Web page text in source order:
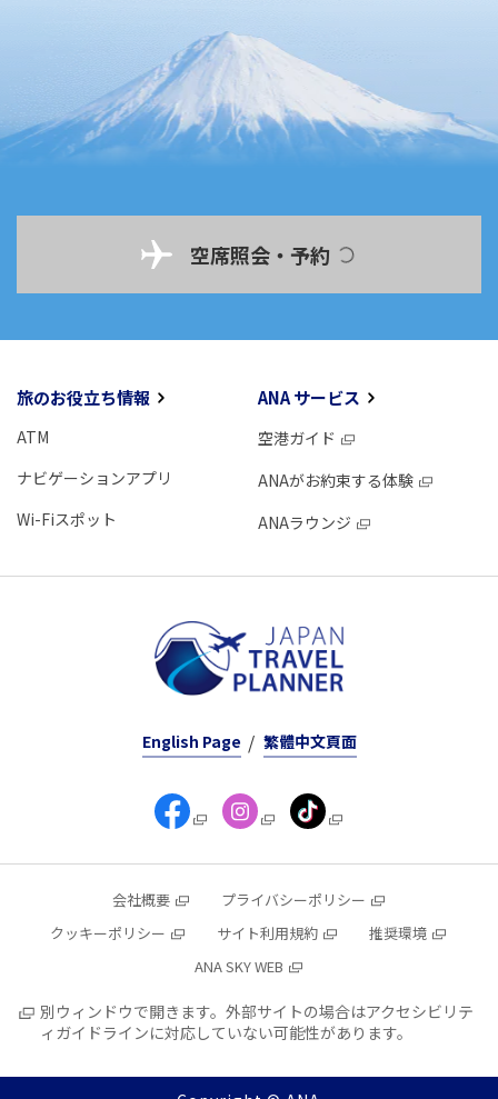
空席照会・予約
旅のお役立ち情報
ATM
ナビゲーションアプリ
Wi-Fiスポット
ANA サービス
空港ガイド
ANAがお約束する体験
ANAラウンジ
English Page 繁體中文頁面
会社概要
プライバシーポリシー
クッキーポリシー
サイト利用規約
推奨環境
ANA SKY WEB
別ウィンドウで開きます。外部サイトの場合はアクセシビリテ
ィガイドラインに対応していない可能性があります。